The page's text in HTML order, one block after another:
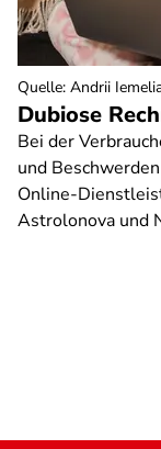
Dubiose
Bei der
und
Online-
Astrolonova und
Quelle: Andrii